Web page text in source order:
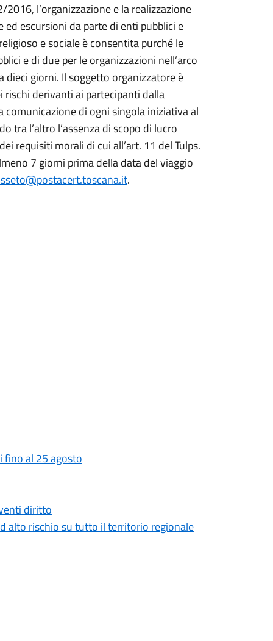
l’organizzazione e la realizzazione
escursioni da parte di enti pubblici e
e sociale è consentita purché le
e di due per le organizzazioni nell’arco
giorni. Il soggetto organizzatore è
derivanti ai partecipanti dalla
di ogni singola iniziativa al
tra l’altro l’assenza di scopo di lucro
requisiti morali di cui all’art. 11 del Tulps.
7 giorni prima della data del viaggio
.
fino al 25 agosto
diritto
alto rischio su tutto il territorio regionale